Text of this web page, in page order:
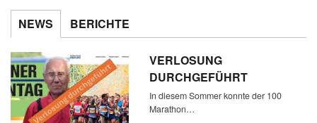
NEWS BERICHTE
VERLOSUNG
DURCHGEFÜHRT
In diesem Sommer konnte der 100
Marathon…